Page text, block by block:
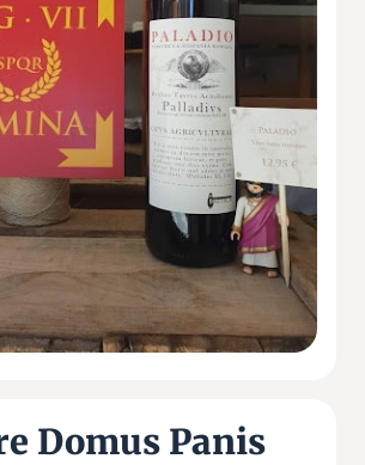
Domus Panis